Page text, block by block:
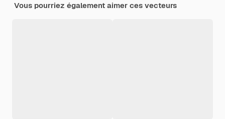
Vous pourriez également aimer ces vecteurs